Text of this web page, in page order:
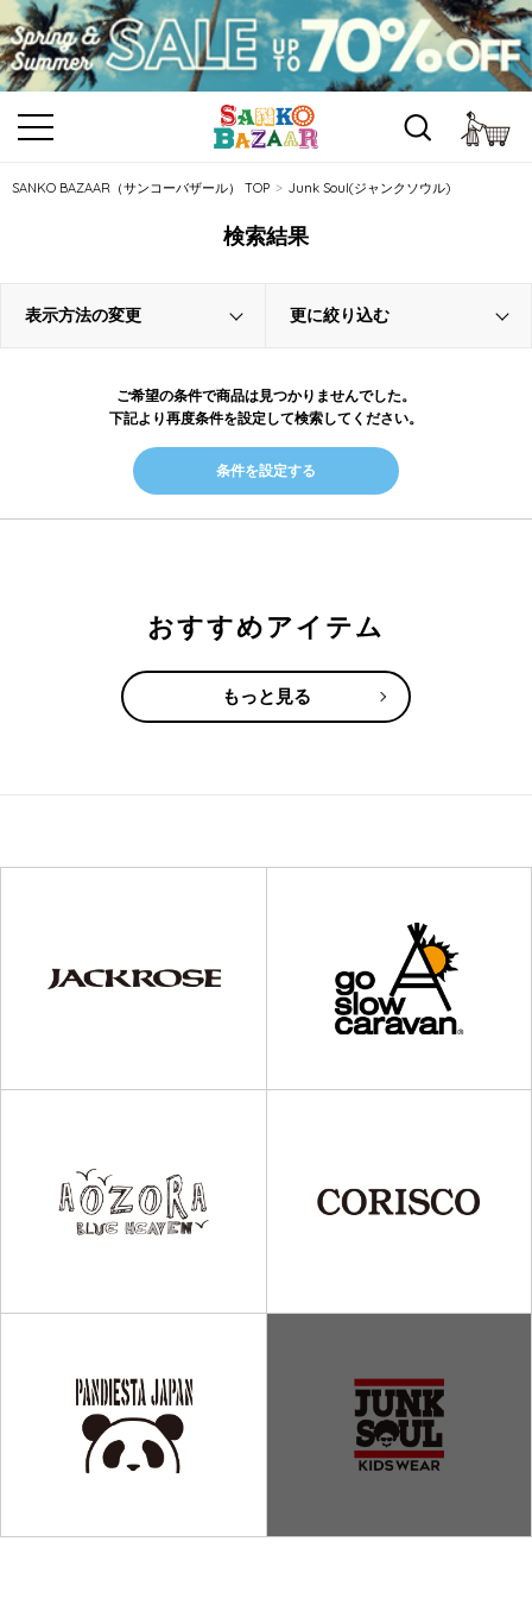
SANKO BAZAAR（サンコーバザール） TOP Junk Soul(ジャンクソウル)
検索結果
表示方法の変更 更に絞り込む
ご希望の条件で商品は見つかりませんでした。
下記より再度条件を設定して検索してください。
条件を設定する
おすすめアイテム
もっと見る